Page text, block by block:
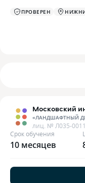
ПРОВЕРЕН
Московский
«ЛАНДШАФТНЫЙ
лиц. № Л035-
Срок обучения
10 месяцев